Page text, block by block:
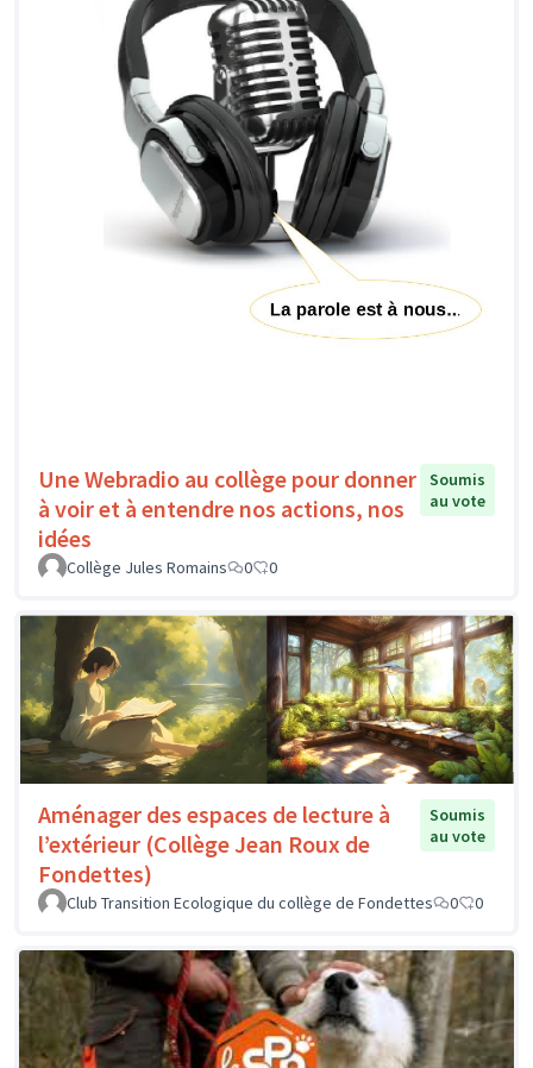
Une Webradio au collège pour donner
à voir et à entendre nos actions, nos
idées
Soumis
au vote
Collège Jules Romains 0 0
Aménager des espaces de lecture à
l’extérieur (Collège Jean Roux de
Fondettes)
Soumis
au vote
Club Transition Ecologique du collège de Fondettes 0 0